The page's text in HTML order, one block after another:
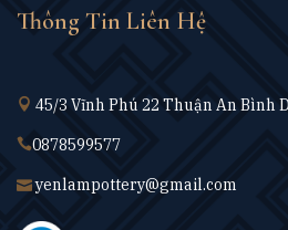
Thông Tin Liên Hệ
45/3 Vĩnh Phú 22 Thuận An Bình
0878599577
yenlampottery@gmail.com